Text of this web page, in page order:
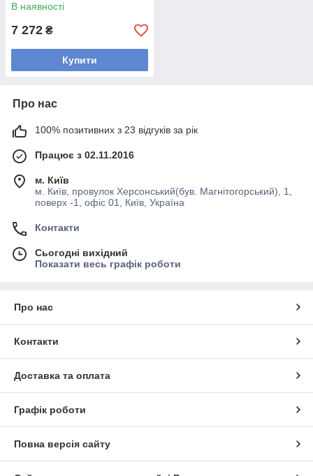
В наявності
7 272 ₴
Купити
Про нас
100% позитивних з 23 відгуків за рік
Працює з 02.11.2016
м. Київ
м. Київ, провулок Херсонський(був. Магнітогорський), 1,
поверх -1, офіс 01, Київ, Україна
Контакти
Сьогодні вихідний
Показати весь графік роботи
Про нас
Контакти
Доставка та оплата
Графік роботи
Повна версія сайту